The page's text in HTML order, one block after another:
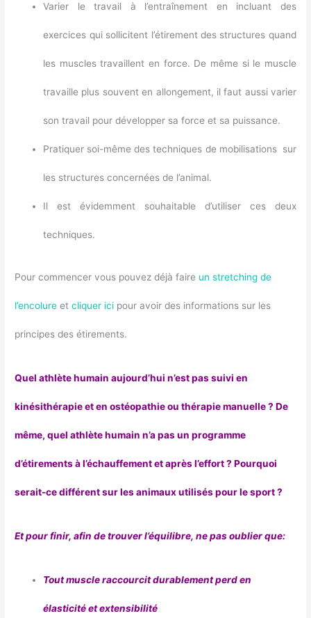
Varier le travail à l’entraînement en incluant des
exercices qui sollicitent l’étirement des structures quand
les muscles travaillent en force. De même si le muscle
travaille plus souvent en allongement, il faut aussi varier
son travail pour développer sa force et sa puissance.
Pratiquer soi-même des techniques de mobilisations sur
les structures concernées de l’animal.
Il est évidemment souhaitable d’utiliser ces deux
techniques.
Pour commencer vous pouvez déjà faire un stretching de
l’encolure etcliquer ici pour avoir des informations sur les
principes des étirements.
Quel athlète humain aujourd’hui n’est pas suivi en
kinésithérapie et en ostéopathie ou thérapie manuelle ? De
même, quel athlète humain n’a pas un programme
d’étirements à l’échauffement et après l’effort ? Pourquoi
serait-ce différent sur les animaux utilisés pour le sport ?
Et pour finir, afin de trouver l’équilibre, ne pas oublier que:
Tout muscle raccourcit durablement perd en
élasticité et extensibilité